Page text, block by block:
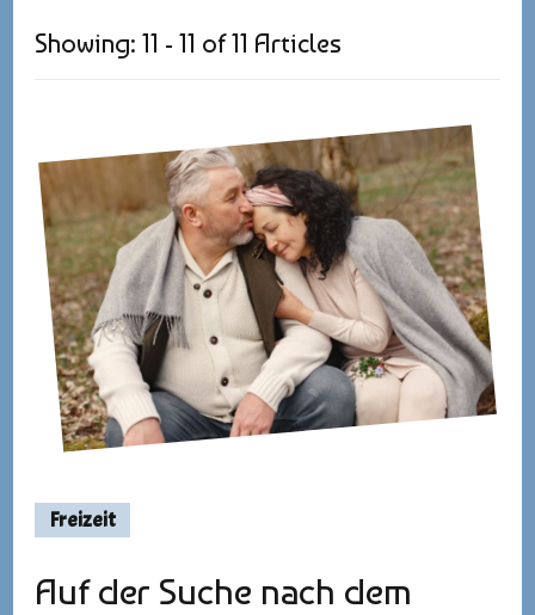
Showing: 11 - 11 of 11 Articles
Freizeit
Auf der Suche nach dem